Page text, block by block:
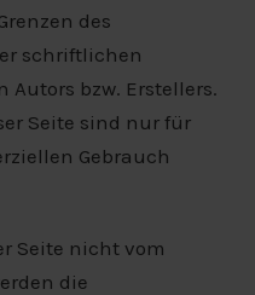
des
schriftlichen
bzw. Erstellers.
Seite sind nur für
Gebrauch
Seite nicht vom
die